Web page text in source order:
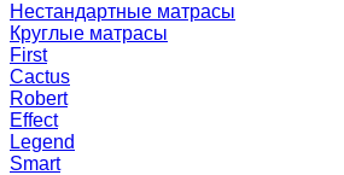
Нестандартные матрасы
Круглые матрасы
First
Cactus
Robert
Effect
Legend
Smart